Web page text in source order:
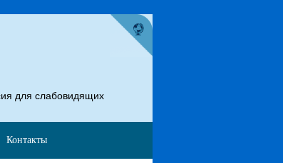
для слабовидящих
Контакты